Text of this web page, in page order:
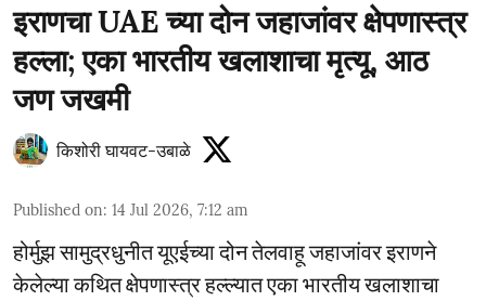
इराणचा UAE च्या दोन जहाजांवर क्षेपणास्त्र
हल्ला; एका भारतीय खलाशाचा मृत्यू, आठ
जण जखमी
किशोरी घायवट-उबाळे
Published on: 14 Jul 2026, 7:12 am
होर्मुझ सामुद्रधुनीत यूएईच्या दोन तेलवाहू जहाजांवर इराणने
केलेल्या कथित क्षेपणास्त्र हल्ल्यात एका भारतीय खलाशाचा